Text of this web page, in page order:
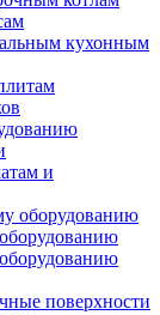
кухонным
и
оборудованию
поверхности